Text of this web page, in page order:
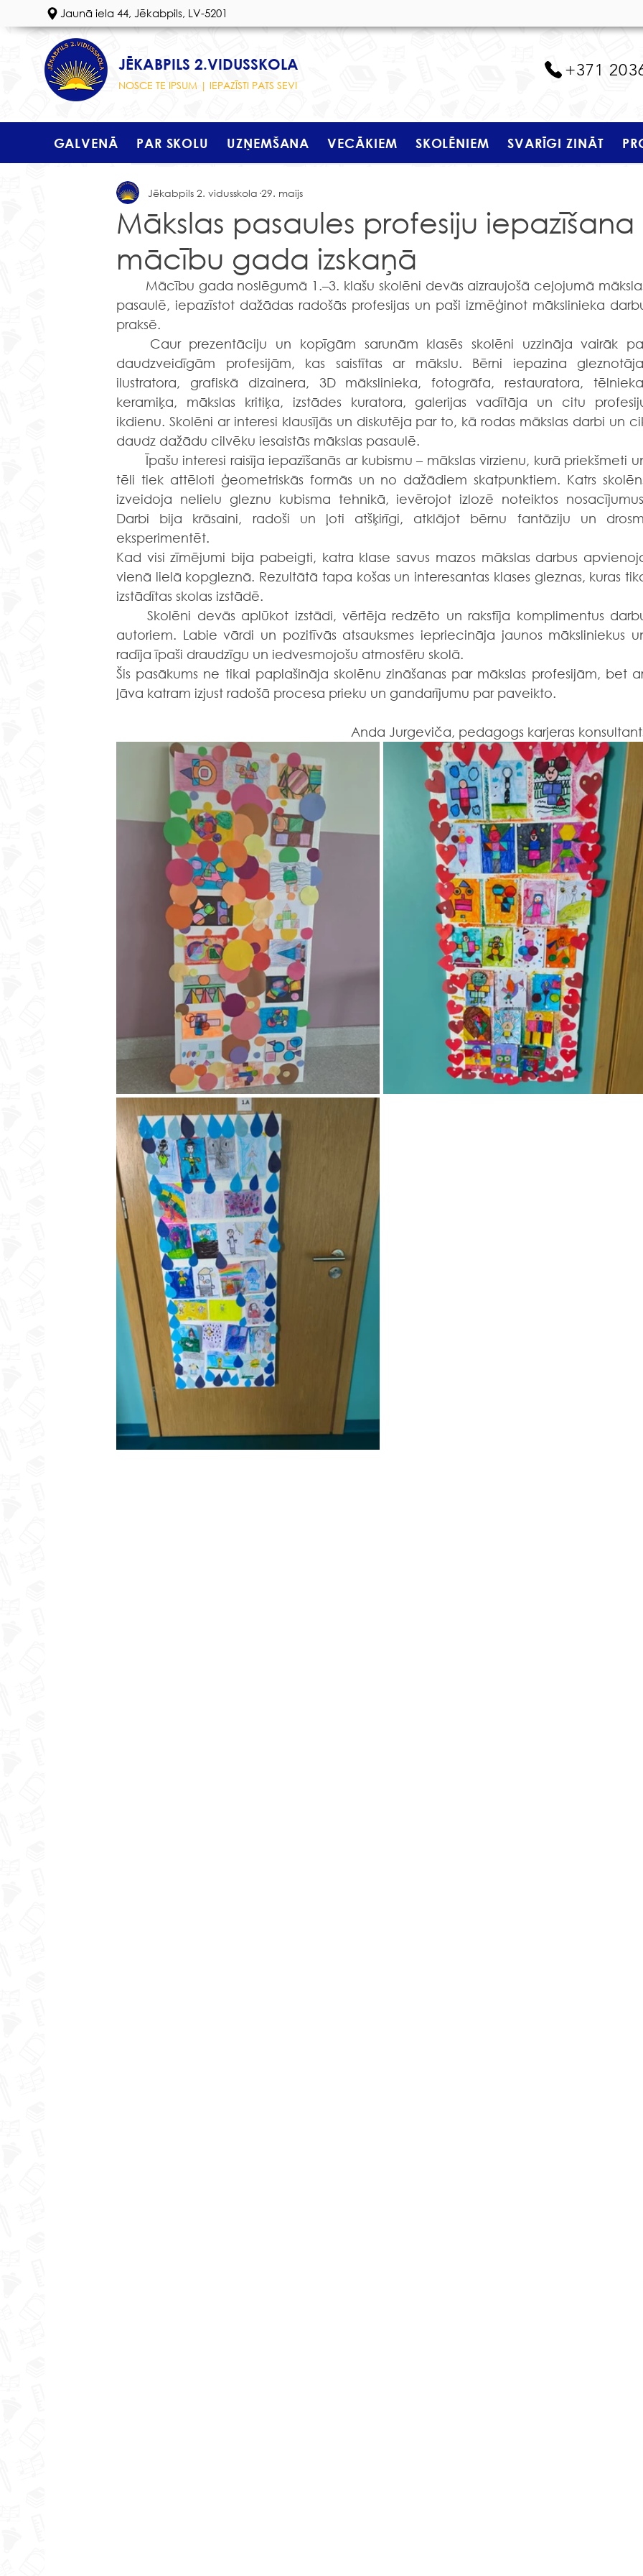
Jaunā iela 44, Jēkabpils, LV-5201
JĒKABPILS 2.VIDUSSKOLA
NOSCE TE IPSUM | IEPAZĪSTI PATS SEVI
+371
GALVENĀ PAR SKOLU UZŅEMŠANA VECĀKIEM SKOLĒNIEM SVARĪGI ZINĀT
Mākslas pasaules profesiju iepazīšana
mācību gada izskaņā
Jēkabpils 2. vidusskola 29. maijs
pasaulē, iepazīstot dažādas radošās profesijas un paši izmēģinot mākslinieka
praksē.
daudzveidīgām profesijām, kas saistītas ar mākslu. Bērni iepazina
ilustratora, grafiskā dizainera, 3D mākslinieka, fotogrāfa, restauratora,
keramiķa, mākslas kritiķa, izstādes kuratora, galerijas vadītāja un citu
ikdienu. Skolēni ar interesi klausījās un diskutēja par to, kā rodas mākslas darbi un
daudz dažādu cilvēku iesaistās mākslas pasaulē.
tēli tiek attēloti ģeometriskās formās un no dažādiem skatpunktiem. Katrs
izveidoja nelielu gleznu kubisma tehnikā, ievērojot izlozē noteiktos
Darbi bija krāsaini, radoši un ļoti atšķirīgi, atklājot bērnu fantāziju un
eksperimentēt.
Kad visi zīmējumi bija pabeigti, katra klase savus mazos mākslas darbus
vienā lielā kopgleznā. Rezultātā tapa košas un interesantas klases gleznas, kuras
izstādītas skolas izstādē.
	Skolēni devās aplūkot izstādi, vērtēja redzēto un rakstīja komplimentus darbu
autoriem. Labie vārdi un pozitīvās atsauksmes iepriecināja jaunos māksliniekus
radīja īpaši draudzīgu un iedvesmojošu atmosfēru skolā.
Šis pasākums ne tikai paplašināja skolēnu zināšanas par mākslas profesijām, bet
ļāva katram izjust radošā procesa prieku un gandarījumu par paveikto.
Anda Jurgeviča, pedagogs karjeras